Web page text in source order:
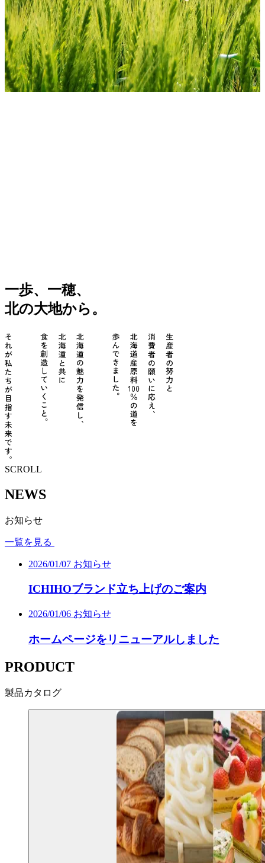
一歩、 一穂、
北の大地から。
SCROLL
NEWS
お知らせ
一覧を見る
2026/01/07 お知らせ
ICHIHOブランド立ち上げのご案内
2026/01/06 お知らせ
ホームページをリニューアルしました
PRODUCT
製品カタログ